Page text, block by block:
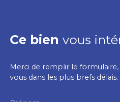
Ce bien vous
Merci de remplir le
vous dans les plus brefs délais.